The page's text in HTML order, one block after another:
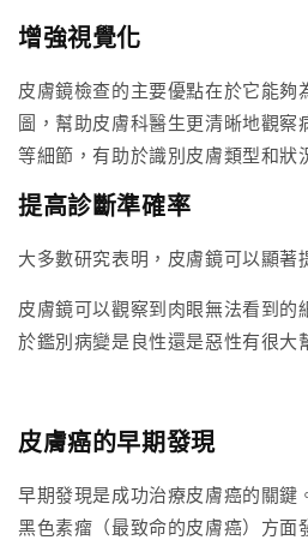
增強視覺化
皮膚鏡檢查的主要優點在於它能夠
圖，幫助皮膚科醫生更清晰地觀察
等細節，有助於識別皮膚類型和狀
提高診斷準確率
大多數研究表明，皮膚鏡可以顯著
皮膚鏡可以觀察到肉眼無法看到的
於鑑別病變是良性還是惡性有很大
皮膚癌的早期發現
早期發現是成功治療皮膚癌的關鍵
黑色素瘤（最致命的皮膚癌）方面